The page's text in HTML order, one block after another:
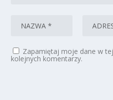
Zapamiętaj moje dane w
kolejnych komentarzy.